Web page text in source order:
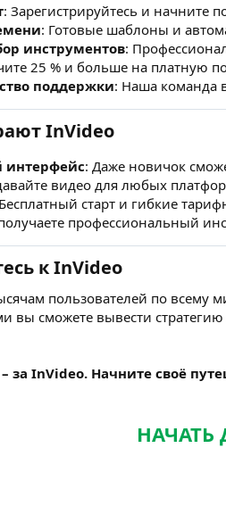
: Зарегистрируйтесь и начните
: Готовые шаблоны и
инструментов:
25 % и больше на платную
поддержки: Наша команда
InVideo
интерфейс: Даже новичок
видео для любых
старт и гибкие
профессиональный
к InVideo
пользователей по
вы сможете вывести
за InVideo. Начните своё
НАЧАТЬ